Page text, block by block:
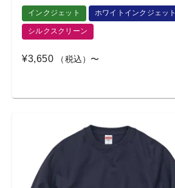
インクジェット ホワイトインクジェット
シルクスクリーン
¥3,650 （税込）〜